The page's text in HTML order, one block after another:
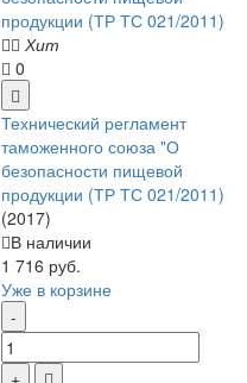
Хит
0
Технический регламент
таможенного союза "О
безопасности пищевой
продукции (ТР ТС 021/2011)
(2017)
В наличии
1 716 руб.
Уже в корзине